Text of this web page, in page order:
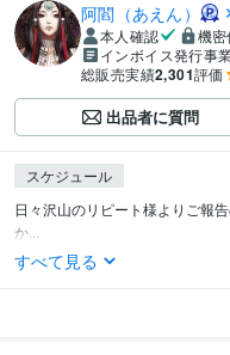
阿閻（あえん）
本人確認
機
インボイス発行事
総販売実績2,301評価
出品者に質問
スケジュール
日々沢山のリピート様よりご報
か...
すべて見る